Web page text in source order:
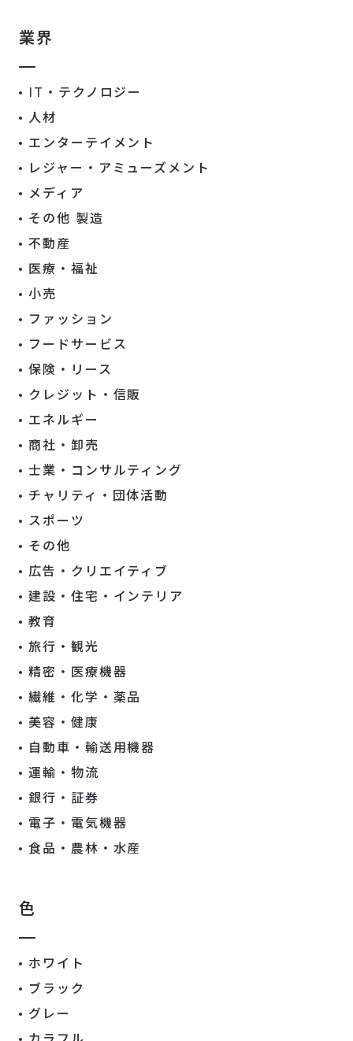
業界
IT・テクノロジー
人材
エンターテイメント
レジャー・アミューズメント
メディア
その他 製造
不動産
医療・福祉
小売
ファッション
フードサービス
保険・リース
クレジット・信販
エネルギー
商社・卸売
士業・コンサルティング
チャリティ・団体活動
スポーツ
その他
広告・クリエイティブ
建設・住宅・インテリア
教育
旅行・観光
精密・医療機器
繊維・化学・薬品
美容・健康
自動車・輸送用機器
運輸・物流
銀行・証券
電子・電気機器
食品・農林・水産
色
ホワイト
ブラック
グレー